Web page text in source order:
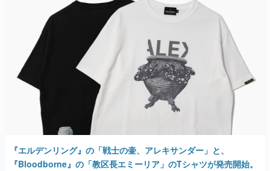
『エルデンリング』の「戦士の壷、アレキサンダー」と、
『Bloodborne』の「教区長エミーリア」のTシャツが発売開始。